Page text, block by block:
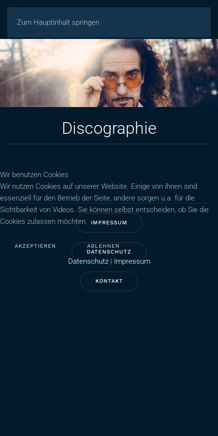
Zum Hauptinhalt springen
Discographie
IMPRESSUM
DATENSCHUTZ
KONTAKT
Wir benutzen Cookies
Wir nutzen Cookies auf unserer Website. Einige von ihnen sind
essenziell für den Betrieb der Seite, andere sorgen u.a. für die
Sichtbarkeit von Videos. Sie können selbst entscheiden, ob Sie die
Cookies zulassen möchten.
AKZEPTIEREN ABLEHNEN
Datenschutz|Impressum